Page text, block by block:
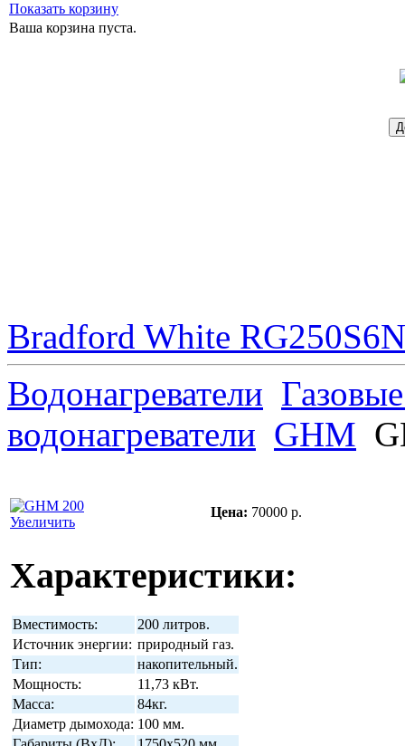
Показать корзину
Ваша корзина пуста.
Bradford White
Водонагреватели
водонагреватели GHM
Увеличить
Цена: 70000 р.
Характеристики:
Вместимость:
200 литров.
Источник энергии: природный газ.
Тип:
накопительный.
Мощность:
11,73 кВт.
Масса:
84кг.
Диаметр дымохода: 100 мм.